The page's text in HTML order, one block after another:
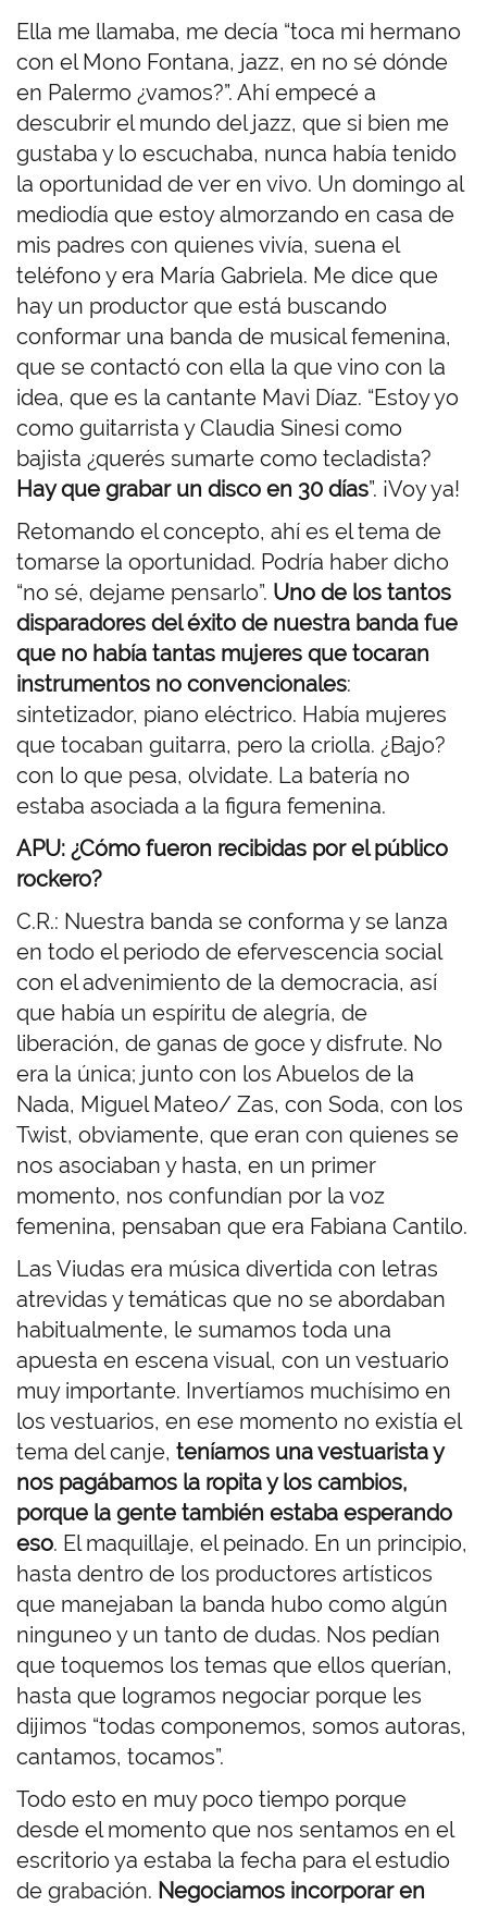
Ella me llamaba, me decía “toca mi hermano
con el Mono Fontana, jazz, en no sé dónde
en Palermo ¿vamos?”. Ahí empecé a
descubrir el mundo del jazz, que si bien me
gustaba y lo escuchaba, nunca había tenido
la oportunidad de ver en vivo. Un domingo al
mediodía que estoy almorzando en casa de
mis padres con quienes vivía, suena el
teléfono y era María Gabriela. Me dice que
hay un productor que está buscando
conformar una banda de musical femenina,
que se contactó con ella la que vino con la
idea, que es la cantante Mavi Díaz. “Estoy yo
como guitarrista y Claudia Sinesi como
bajista ¿querés sumarte como tecladista?
Hay que grabar un disco en 30 días”. ¡Voy ya!
Retomando el concepto, ahí es el tema de
tomarse la oportunidad. Podría haber dicho
“no sé, dejame pensarlo”. Uno de los tantos
disparadores del éxito de nuestra banda fue
que no había tantas mujeres que tocaran
instrumentos no convencionales:
sintetizador, piano eléctrico. Había mujeres
que tocaban guitarra, pero la criolla. ¿Bajo?
con lo que pesa, olvidate. La batería no
estaba asociada a la figura femenina.
APU: ¿Cómo fueron recibidas por el público
rockero?
C.R.: Nuestra banda se conforma y se lanza
en todo el periodo de efervescencia social
con el advenimiento de la democracia, así
que había un espíritu de alegría, de
liberación, de ganas de goce y disfrute. No
era la única; junto con los Abuelos de la
Nada, Miguel Mateo/ Zas, con Soda, con los
Twist, obviamente, que eran con quienes se
nos asociaban y hasta, en un primer
momento, nos confundían por la voz
femenina, pensaban que era Fabiana Cantilo.
Las Viudas era música divertida con letras
atrevidas y temáticas que no se abordaban
habitualmente, le sumamos toda una
apuesta en escena visual, con un vestuario
muy importante. Invertíamos muchísimo en
los vestuarios, en ese momento no existía el
tema del canje, teníamos una vestuarista y
nos pagábamos la ropita y los cambios,
porque la gente también estaba esperando
eso. El maquillaje, el peinado. En un principio,
hasta dentro de los productores artísticos
que manejaban la banda hubo como algún
ninguneo y un tanto de dudas. Nos pedían
que toquemos los temas que ellos querían,
hasta que logramos negociar porque les
dijimos “todas componemos, somos autoras,
cantamos, tocamos”.
Todo esto en muy poco tiempo porque
desde el momento que nos sentamos en el
escritorio ya estaba la fecha para el estudio
de grabación. Negociamos incorporar en